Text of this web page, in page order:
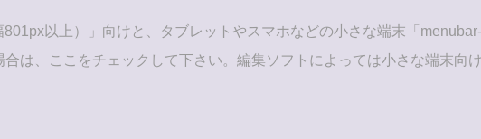
以上）」向けと、タブレットやスマホなどの小さな端末「
は、ここをチェックして下さい。編集ソフトによっては小さな端末向